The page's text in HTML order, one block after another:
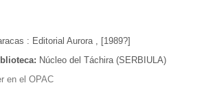
: Editorial Aurora , [1989?]
Núcleo del Táchira (SERBIULA)
en el OPAC